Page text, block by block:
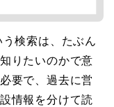
う検索は、たぶん
りたいのかで意
要で、過去に営
情報を分けて読